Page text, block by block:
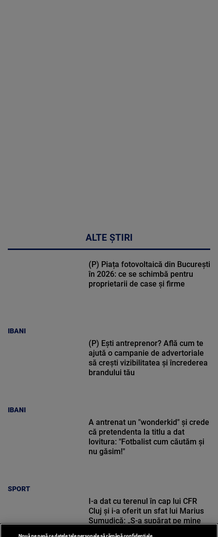
ALTE ȘTIRI
IBANI
(P) Piața fotovoltaică din București
în 2026: ce se schimbă pentru
proprietarii de case și firme
IBANI
(P) Ești antreprenor? Află cum te
ajută o campanie de advertoriale
să crești vizibilitatea și încrederea
brandului tău
SPORT
A antrenat un "wonderkid" și crede
că pretendenta la titlu a dat
lovitura: "Fotbalist cum căutăm și
nu găsim!"
I-a dat cu terenul în cap lui CFR
Cluj și i-a oferit un sfat lui Marius
Șumudică: „S-a supărat pe mine
Nouă ne pasă ca datele tale personale să rămână confidențiale